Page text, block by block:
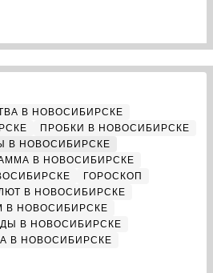
В НОВОСИБИРСКЕ
ПРОБКИ В НОВОСИБИРСКЕ
В НОВОСИБИРСКЕ
В НОВОСИБИРСКЕ
ГОРОСКОП
В НОВОСИБИРСКЕ
В НОВОСИБИРСКЕ
В НОВОСИБИРСКЕ
В НОВОСИБИРСКЕ